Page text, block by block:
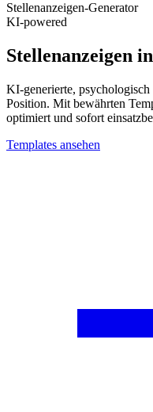
Stellenanzeigen-Generator
KI-powered
Stellenanzeigen in
KI-generierte,
Position. Mit bewährten
optimiert und sofort
Templates ansehen